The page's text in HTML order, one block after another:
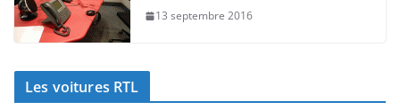
13 septembre 2016
Les voitures RTL